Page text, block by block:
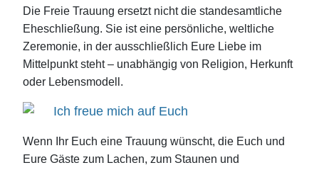
Die Freie Trauung ersetzt nicht die standesamtliche
Eheschließung. Sie ist eine persönliche, weltliche
Zeremonie, in der ausschließlich Eure Liebe im
Mittelpunkt steht – unabhängig von Religion, Herkunft
oder Lebensmodell.
Ich freue mich auf Euch
Wenn Ihr Euch eine Trauung wünscht, die Euch und
Eure Gäste zum Lachen, zum Staunen und